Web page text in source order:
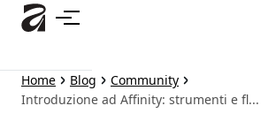
Passa
principale
Home Blog
Community
Introduzione ad Affinity: strumenti e fl...